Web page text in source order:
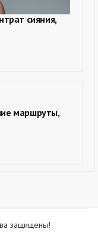
сияния,
маршруты,
защищены!